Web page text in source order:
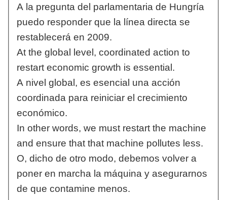
A la pregunta del parlamentaria de Hungría
puedo responder que la línea directa se
restablecerá en 2009.
At the global level, coordinated action to
restart economic growth is essential.
A nivel global, es esencial una acción
coordinada para reiniciar el crecimiento
económico.
In other words, we must restart the machine
and ensure that that machine pollutes less.
O, dicho de otro modo, debemos volver a
poner en marcha la máquina y asegurarnos
de que contamine menos.